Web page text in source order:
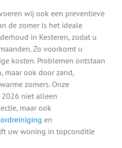
wij ook een preventieve
de zomer is het ideale
in Kesteren, zodat u
Zo voorkomt u
kosten. Problemen ontstaan
maar ook door zand,
zomers. Onze
niet alleen
maar ook
en
uw woning in topconditie